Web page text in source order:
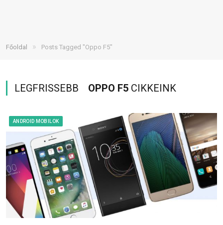
Főoldal » Posts Tagged "Oppo F5"
LEGFRISSEBB OPPO F5 CIKKEINK
ANDROID MOBILOK